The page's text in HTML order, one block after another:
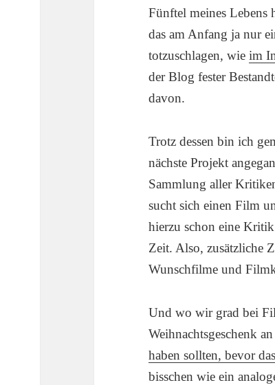
Fünftel meines Lebens
das am Anfang ja nur
totzuschlagen, wieim
der Blog fester
davon.
Trotz dessen bin ich
nächste Projekt
Sammlung aller
sucht sich einen Film
hierzu schon eine
Zeit. Also, zusätzliche
Wunschfilme und
Und wo wir grad bei
Weihnachtsgeschenk
haben sollten, bevor
bisschen wie ein